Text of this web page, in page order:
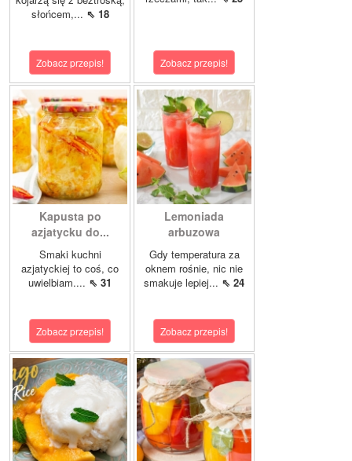
słońcem,... ⇖ 18
Zobacz przepis! Zobacz przepis!
Kapusta po
azjatycku do...
Smaki kuchni
azjatyckiej to coś, co
uwielbiam.... ⇖ 31
Zobacz przepis!
Lemoniada
arbuzowa
Gdy temperatura za
oknem rośnie, nic nie
smakuje lepiej... ⇖ 24
Zobacz przepis!